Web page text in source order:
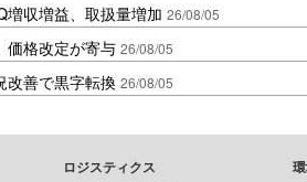
増収増益、取扱量増加 26/08/05
価格改定が寄与 26/08/05
改善で黒字転換 26/08/05
ロジスティクス